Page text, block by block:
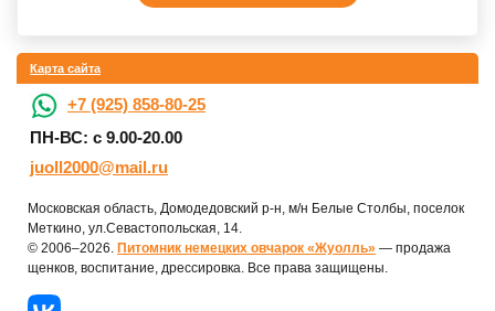
Карта сайта
+7 (925) 858-80-25
ПН-ВС: с 9.00-20.00
juoll2000@mail.ru
Московская область, Домодедовский р-н, м/н Белые Столбы, поселок
Меткино, ул.Севастопольская, 14.
© 2006–2026. Питомник немецких овчарок «Жуолль» — продажа
щенков, воспитание, дрессировка. Все права защищены.